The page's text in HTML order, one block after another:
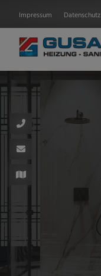
Impressum Datenschutz